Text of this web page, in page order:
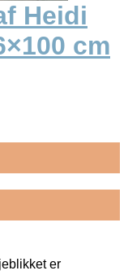
Heidi
cm
er